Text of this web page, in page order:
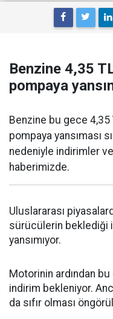
Benzine 4,35
pompaya
Benzine bu gece
pompaya yansıması
nedeniyle indirimler
haberimizde.
Uluslararası
sürücülerin beklediği
yansımıyor.
Motorinin ardından
indirim bekleniyor.
da sıfır olması